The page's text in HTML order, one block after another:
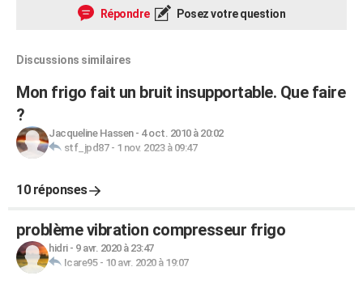
Répondre Posez votre question
Discussions similaires
Mon frigo fait un bruit insupportable. Que faire
?
Jacqueline Hassen- 4 oct. 2010 à 20:02
stf_jpd87- 1 nov. 2023 à 09:47
10 réponses
problème vibration compresseur frigo
hidri- 9 avr. 2020 à 23:47
Icare95- 10 avr. 2020 à 19:07